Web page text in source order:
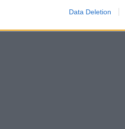
Data Deletion